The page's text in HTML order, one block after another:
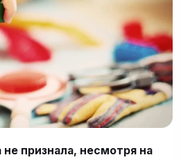
признала, несмотря на